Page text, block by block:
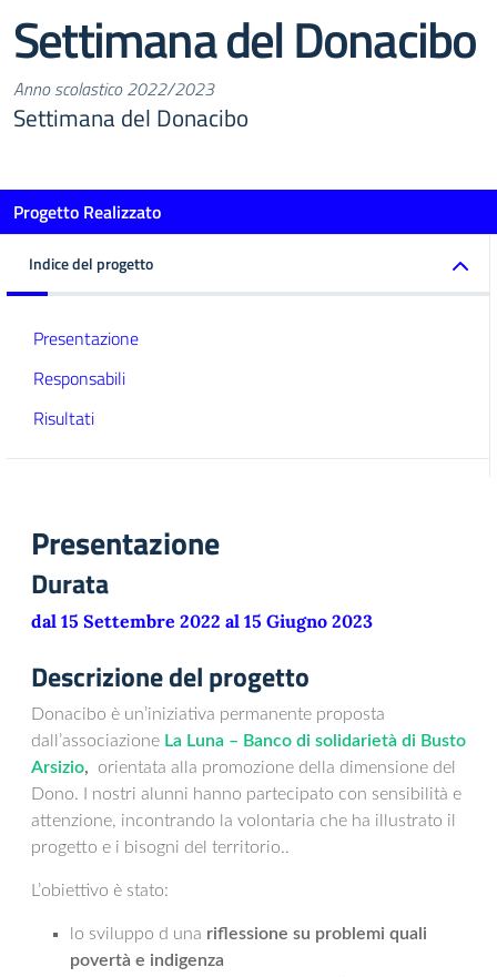
Settimana del Donacibo
Anno scolastico 2022/2023
Settimana del Donacibo
Progetto Realizzato
Indice del progetto
Presentazione
Responsabili
Risultati
Presentazione
Durata
dal 15 Settembre 2022 al 15 Giugno 2023
Descrizione del progetto
Donacibo è un’iniziativa permanente proposta
dall’associazione La Luna – Banco di solidarietà di Busto
Arsizio,
orientata alla promozione della dimensione del
Dono. I nostri alunni hanno partecipato con sensibilità e
attenzione, incontrando la volontaria che ha illustrato il
progetto e i bisogni del territorio..
L’obiettivo è stato:
lo sviluppo d una riflessione su problemi quali
povertà e indigenza